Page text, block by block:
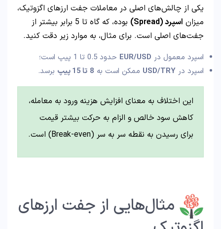
یکی از چالش‌های اصلی در معاملات جفت ارزهای اگزوتیک،
میزان اسپرد(Spread)
بوده، که گاه تا 5 برابر بیشتر از
جفت‌های اصلی است. برای مثال، به موارد زیر دقت کنید.
اسپرد معمول در EUR/USD حدود 0.5 تا 1 پیپ است؛
اسپرد در USD/TRY ممکن است به 8 تا15پیپ برسد.
این اختلاف به معنای افزایش هزینه ورود به معامله،
کاهش سود خالص و الزام به حرکت بیشتر قیمت
برای رسیدن به نقطه سر به سر (Break-even) است.
مثال‌هایی از جفت ارزهای